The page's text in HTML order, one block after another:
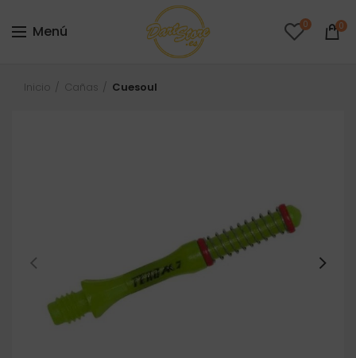
Menú 0 0
Inicio Cañas Cuesoul